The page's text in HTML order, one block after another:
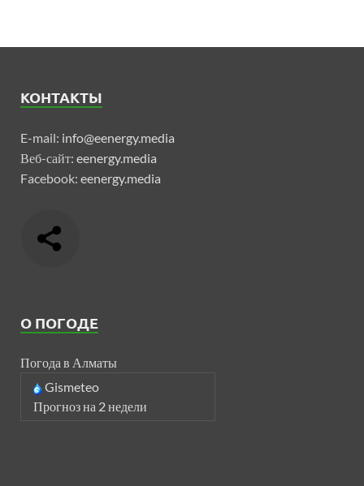
КОНТАКТЫ
E-mail: info@eenergy.media
Веб-сайт: eenergy.media
Facebook: eenergy.media
О ПОГОДЕ
Погода в Алматы
Gismeteo
Прогноз на 2 недели